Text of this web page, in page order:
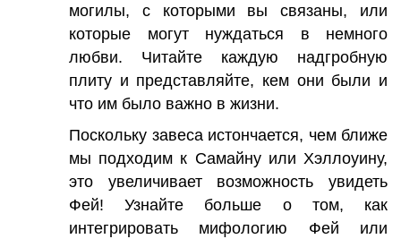
могилы, с которыми вы связаны, или
которые могут нуждаться в немного
любви. Читайте каждую надгробную
плиту и представляйте, кем они были и
что им было важно в жизни.
Поскольку завеса истончается, чем ближе
мы подходим к Самайну или Хэллоуину,
это увеличивает возможность увидеть
Фей! Узнайте больше о том, как
интегрировать мифологию Фей или